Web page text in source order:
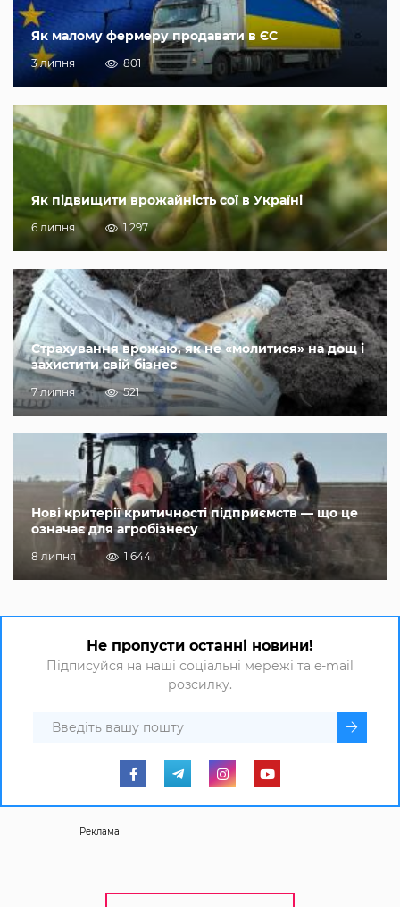
Як малому фермеру продавати в ЄС
3 липня 801
Як підвищити врожайність сої в Україні
6 липня 1 297
Страхування врожаю, як не «молитися» на дощ і
захистити свій бізнес
7 липня 521
Нові критерії критичності підприємств — що це
означає для агробізнесу
8 липня 1 644
Не пропусти останні новини!
Підписуйся на наші соціальні мережі та e-mail
розсилку.
Реклама